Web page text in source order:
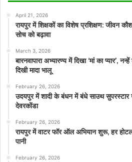
April 21, 2026
रायपुर में शिक्षकों का विशेष प्रशिक्षण: जीवन
सोच को बढ़ावा
March 3, 2026
बारनवापारा अभ्यारण्य में दिखा ‘मां का प्यार’,
दिखी मादा भालू
February 26, 2026
उदयपुर में शादी के बंधन में बंधे साउथ सुपरस्टार
देवरकोंडा
February 26, 2026
रायपुर में वाटर फॉर ऑल अभियान शुरू, हर
पानी
February 26, 2026